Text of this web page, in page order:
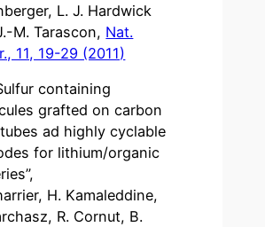
L. J. Hardwick
M. Tarascon, Nat.
11, 19-29 (2011)
containing
grafted on carbon
ad highly cyclable
for lithium/organic
H. Kamaleddine,
R. Cornut, B.